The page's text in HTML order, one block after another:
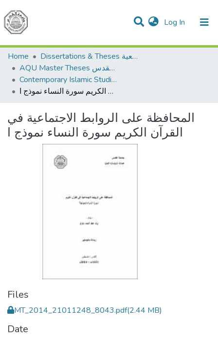
Log In (current)
Communities & Collections
All of DSpace
Home
Dissertations & Theses الرسائل الجامعية
AQU Master Theses الرسائل الجامعية الخاصة بجامعة القدس
Contemporary Islamic Studies الدراسات الإسلامية المعاصرة
المحافظة على الروابط الاجتماعية في القرآن الكريم سورة النساء نموذج ا
المحافظة على الروابط الاجتماعية في
القرآن الكريم سورة النساء نموذج ا
Files
MT_2014_21011248_8043.pdf(2.44 MB)
Date